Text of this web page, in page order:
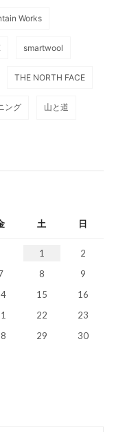
Works
smartwool
THE NORTH FACE
ング 山と道
土 日
1
2
8
9
15
16
22
23
29
30